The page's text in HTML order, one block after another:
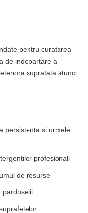
pentru curatarea
de indepartare a
suprafata atunci
persistenta si urmele
profesionali
de resurse
pardoselii